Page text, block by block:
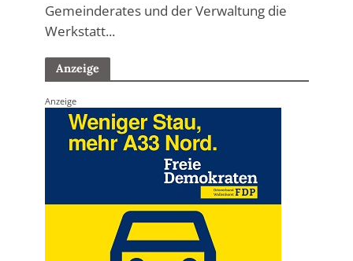
Gemeinderates und der Verwaltung die
Werkstatt...
Anzeige
Anzeige